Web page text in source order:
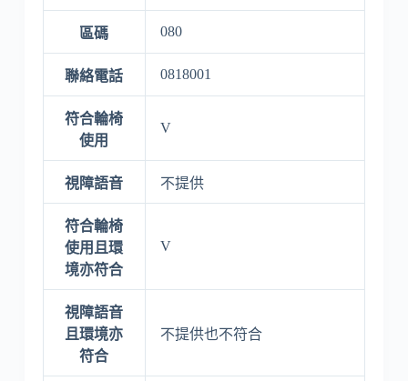
區碼 080
聯絡電話 0818001
符合輪椅
使用
V
視障語音 不提供
符合輪椅
使用且環
境亦符合
V
視障語音
且環境亦
符合
不提供也不符合